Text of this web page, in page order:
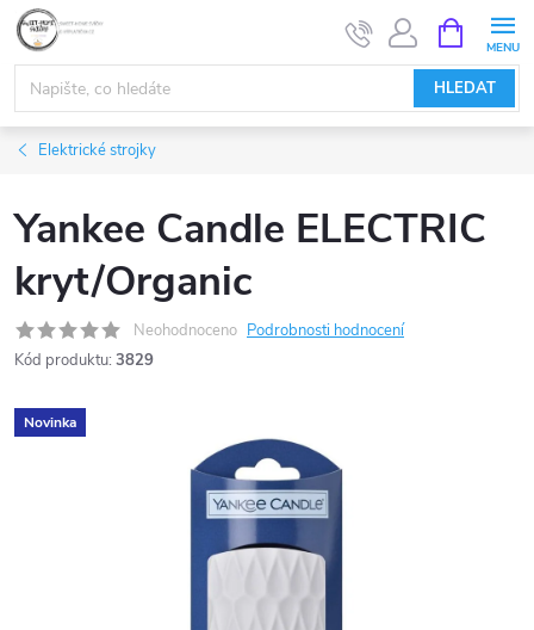
Přejít
obsah
HLEDAT
NÁKUPNÍ
KOŠÍK
Elektrické strojky
Yankee Candle ELECTRIC
kryt/Organic
Neohodnoceno Podrobnosti hodnocení
Kód produktu: 3829
Novinka